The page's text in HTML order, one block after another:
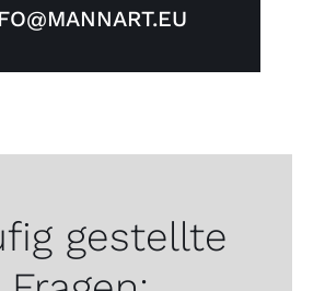
gestellte